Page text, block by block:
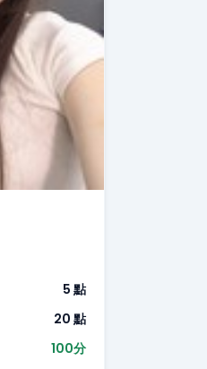
5 點
20 點
100分